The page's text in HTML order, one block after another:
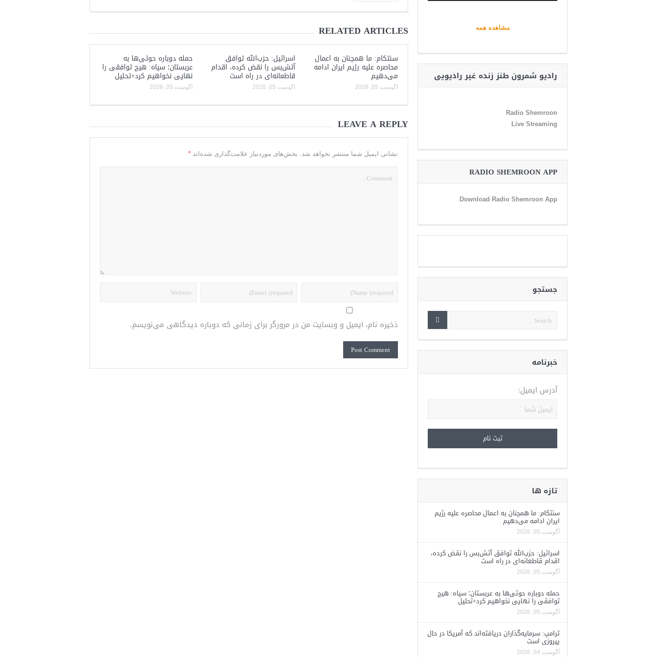
RELATED ARTICLES
سنتکام: ما همچنان به اعمال
محاصره علیه رژیم ایران ادامه
می‌دهیم
آگوست 05, 2026
اسرائیل: حزب‌الله توافق
آتش‌بس را نقض کرده، اقدام
قاطعانه‌ای در راه است
آگوست 05, 2026
حمله دوباره حوثی‌ها به
عربستان؛ سپاه: هیچ توافقی را
نهایی نخواهیم کرد+تحلیل
آگوست 05, 2026
LEAVE A REPLY
نشانی ایمیل شما منتشر نخواهد شد. بخش‌های موردنیاز علامت‌گذاری شده‌اند *
ذخیره نام، ایمیل و وبسایت من در مرورگر برای زمانی که دوباره دیدگاهی می‌نویسم.
مشاهده همه
رادیو شمرون طنز زنده غیر رادیویی
Radio Shemroon
Live Streaming
RADIO SHEMROON APP
Download Radio Shemroon App
جستجو
خبرنامه
آدرس ایمیل:
تازه ها
سنتکام: ما همچنان به اعمال محاصره علیه رژیم
ایران ادامه می‌دهیم
آگوست 05, 2026
اسرائیل: حزب‌الله توافق آتش‌بس را نقض کرده،
اقدام قاطعانه‌ای در راه است
آگوست 05, 2026
حمله دوباره حوثی‌ها به عربستان؛ سپاه: هیچ
توافقی را نهایی نخواهیم کرد+تحلیل
آگوست 05, 2026
ترامپ: سرمایه‌گذاران دریافته‌اند که آمریکا در حال
پیروزی است
آگوست 04, 2026